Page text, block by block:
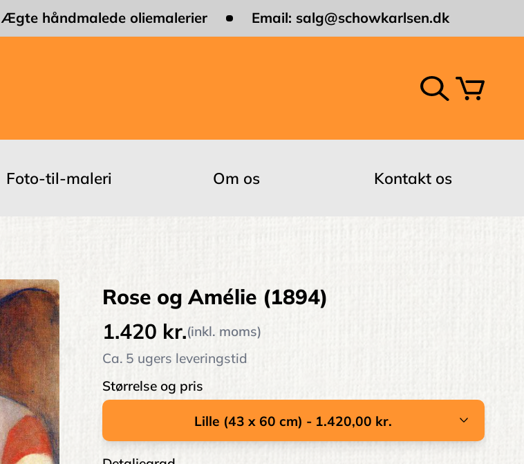
Ægte håndmalede oliemalerier Email: salg@schowkarlsen.dk
Foto-til-maleri Om os Kontakt os
Rose og Amélie (1894)
1.420 kr.(inkl. moms)
Ca. 5 ugers leveringstid
Størrelse og pris